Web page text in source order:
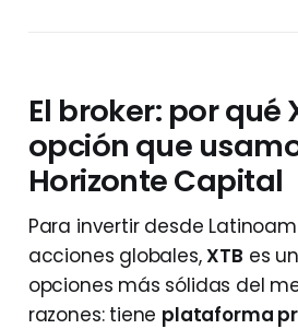
El broker: por qué
opción que
Horizonte Capital
Para invertir desde
acciones globales,XTB es
opciones más sólidas del
razones: tiene plataforma